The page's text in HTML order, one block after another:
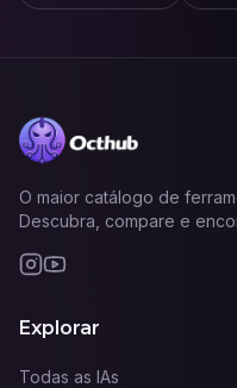
O maior catálogo de
Descubra, compare e
Explorar
Todas as IAs